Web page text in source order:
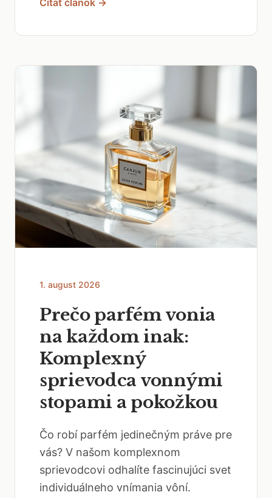
Čítať článok →
1. august 2026
Prečo parfém vonia
na každom inak:
Komplexný
sprievodca vonnými
stopami a pokožkou
Čo robí parfém jedinečným práve pre
vás? V našom komplexnom
sprievodcovi odhalíte fascinujúci svet
individuálneho vnímania vôní.